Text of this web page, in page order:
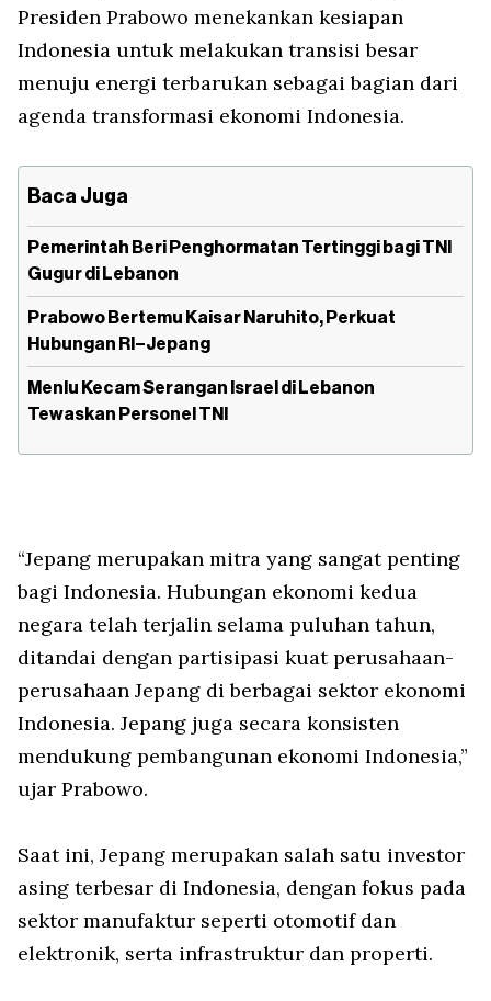
Presiden Prabowo menekankan kesiapan
Indonesia untuk melakukan transisi besar
menuju energi terbarukan sebagai bagian dari
agenda transformasi ekonomi Indonesia.
Baca Juga
Pemerintah Beri Penghormatan Tertinggi bagi TNI
Gugur di Lebanon
Prabowo Bertemu Kaisar Naruhito, Perkuat
Hubungan RI–Jepang
Menlu Kecam Serangan Israel di Lebanon
Tewaskan Personel TNI
“Jepang merupakan mitra yang sangat penting
bagi Indonesia. Hubungan ekonomi kedua
negara telah terjalin selama puluhan tahun,
ditandai dengan partisipasi kuat perusahaan-
perusahaan Jepang di berbagai sektor ekonomi
Indonesia. Jepang juga secara konsisten
mendukung pembangunan ekonomi Indonesia,”
ujar Prabowo.
Saat ini, Jepang merupakan salah satu investor
asing terbesar di Indonesia, dengan fokus pada
sektor manufaktur seperti otomotif dan
elektronik, serta infrastruktur dan properti.